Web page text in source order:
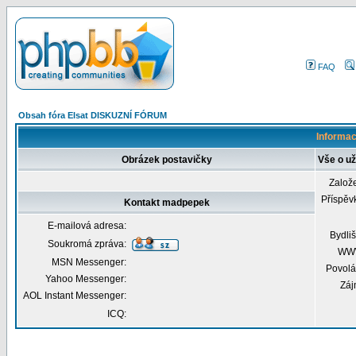
FAQ
Obsah fóra Elsat DISKUZNÍ FÓRUM
Obrázek postavičky Vše o
Kontakt madpepek
E-mailová adresa:
Soukromá zpráva:
MSN Messenger:
Yahoo Messenger:
AOL Instant Messenger:
ICQ: